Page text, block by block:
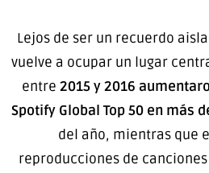
Lejos de ser un recuerdo
vuelve a ocupar un lugar
entre 2015 y 2016
Spotify Global Top 50 en más
del año, mientras que
reproducciones de canciones